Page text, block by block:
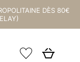
DÈS 80€